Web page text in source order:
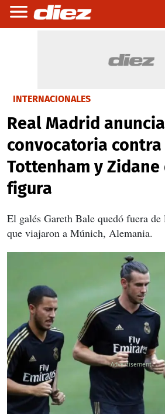
INTERNACIONALES
Real Madrid
convocatoria
Tottenham y
figura
El galés Gareth Bale quedó fuera
que viajaron a Múnich, Alemania.